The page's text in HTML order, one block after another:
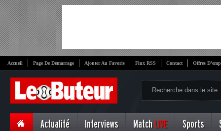
Accueil Page De Démarrage Ajouter Au Favoris Flux RSS Contact Offres
Actualité Interviews Match LIVE Sports